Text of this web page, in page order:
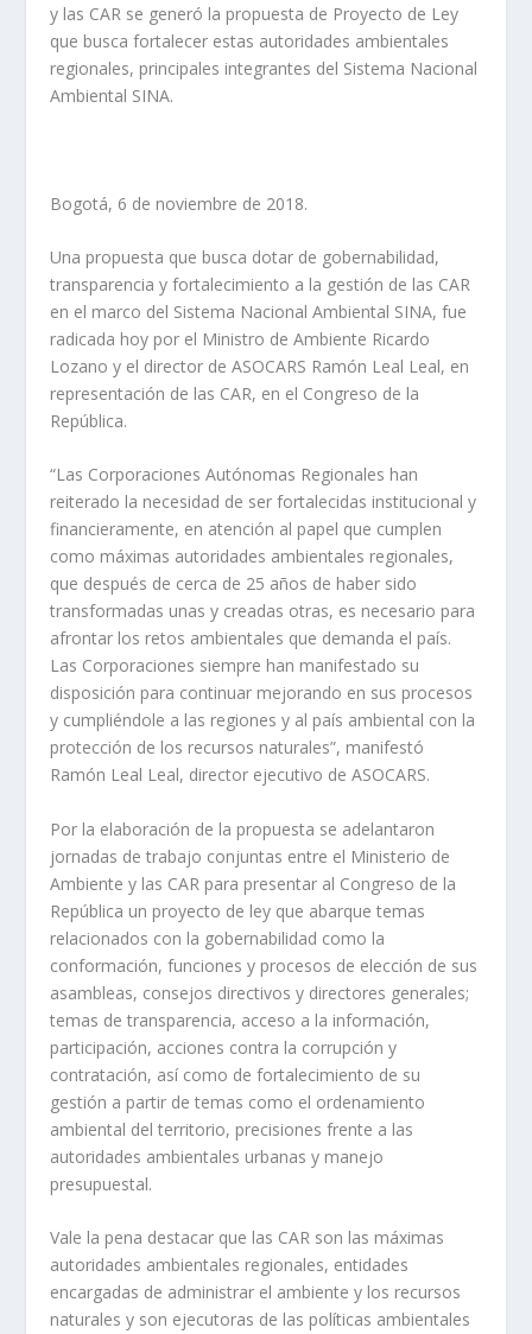
y las CAR se generó la propuesta de Proyecto de Ley
que busca fortalecer estas autoridades ambientales
regionales, principales integrantes del Sistema Nacional
Ambiental SINA.
Bogotá, 6 de noviembre de 2018.
Una propuesta que busca dotar de gobernabilidad,
transparencia y fortalecimiento a la gestión de las CAR
en el marco del Sistema Nacional Ambiental SINA, fue
radicada hoy por el Ministro de Ambiente Ricardo
Lozano y el director de ASOCARS Ramón Leal Leal, en
representación de las CAR, en el Congreso de la
República.
“Las Corporaciones Autónomas Regionales han
reiterado la necesidad de ser fortalecidas institucional y
financieramente, en atención al papel que cumplen
como máximas autoridades ambientales regionales,
que después de cerca de 25 años de haber sido
transformadas unas y creadas otras, es necesario para
afrontar los retos ambientales que demanda el país.
Las Corporaciones siempre han manifestado su
disposición para continuar mejorando en sus procesos
y cumpliéndole a las regiones y al país ambiental con la
protección de los recursos naturales”, manifestó
Ramón Leal Leal, director ejecutivo de ASOCARS.
Por la elaboración de la propuesta se adelantaron
jornadas de trabajo conjuntas entre el Ministerio de
Ambiente y las CAR para presentar al Congreso de la
República un proyecto de ley que abarque temas
relacionados con la gobernabilidad como la
conformación, funciones y procesos de elección de sus
asambleas, consejos directivos y directores generales;
temas de transparencia, acceso a la información,
participación, acciones contra la corrupción y
contratación, así como de fortalecimiento de su
gestión a partir de temas como el ordenamiento
ambiental del territorio, precisiones frente a las
autoridades ambientales urbanas y manejo
presupuestal.
Vale la pena destacar que las CAR son las máximas
autoridades ambientales regionales, entidades
encargadas de administrar el ambiente y los recursos
naturales y son ejecutoras de las políticas ambientales